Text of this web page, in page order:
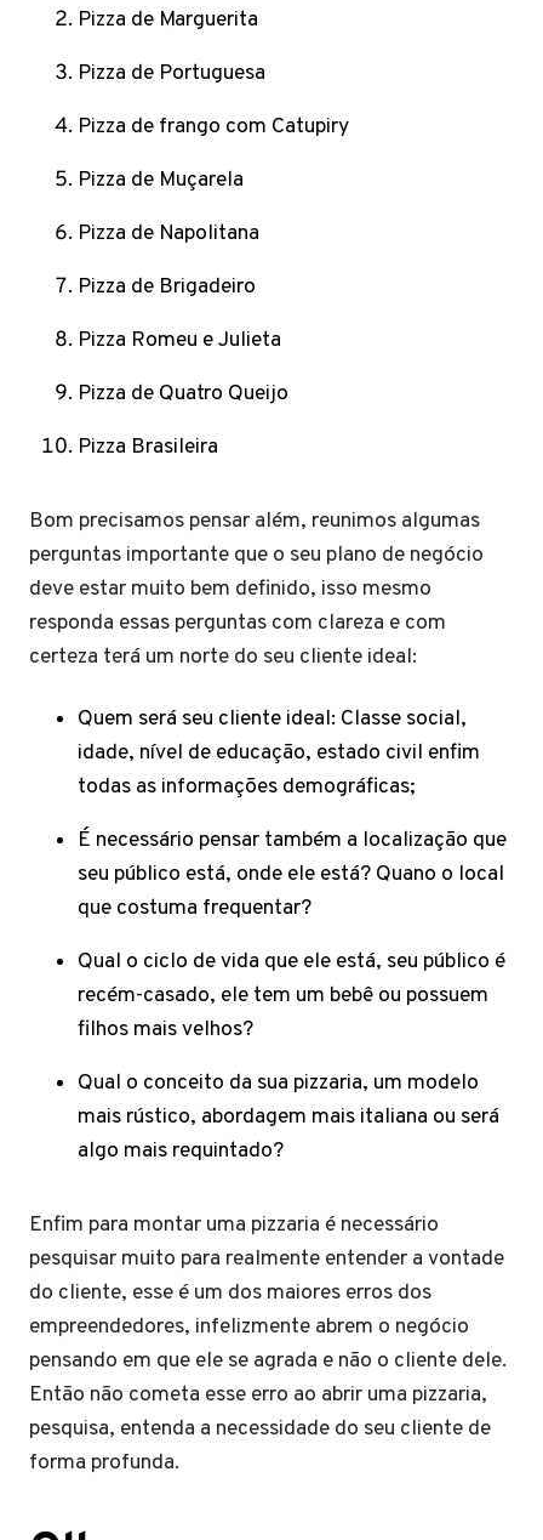
Pizza de Marguerita
Pizza de Portuguesa
Pizza de frango com Catupiry
Pizza de Muçarela
Pizza de Napolitana
Pizza de Brigadeiro
Pizza Romeu e Julieta
Pizza de Quatro Queijo
Pizza Brasileira
Bom precisamos pensar além, reunimos algumas
perguntas importante que o seu plano de negócio
deve estar muito bem definido, isso mesmo
responda essas perguntas com clareza e com
certeza terá um norte do seu cliente ideal:
Quem será seu cliente ideal: Classe social,
idade, nível de educação, estado civil enfim
todas as informações demográficas;
É necessário pensar também a localização que
seu público está, onde ele está? Quano o local
que costuma frequentar?
Qual o ciclo de vida que ele está, seu público é
recém-casado, ele tem um bebê ou possuem
filhos mais velhos?
Qual o conceito da sua pizzaria, um modelo
mais rústico, abordagem mais italiana ou será
algo mais requintado?
Enfim para montar uma pizzaria é necessário
pesquisar muito para realmente entender a vontade
do cliente, esse é um dos maiores erros dos
empreendedores, infelizmente abrem o negócio
pensando em que ele se agrada e não o cliente dele.
Então não cometa esse erro ao abrir uma pizzaria,
pesquisa, entenda a necessidade do seu cliente de
forma profunda.